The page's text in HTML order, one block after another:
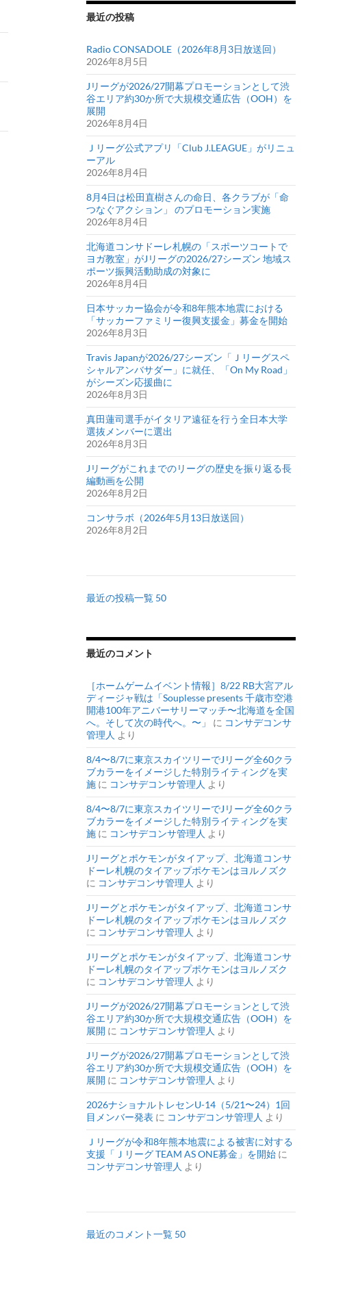
最近の投稿
Radio CONSADOLE（2026年8月3日放送回）
2026年8月5日
Jリーグが2026/27開幕プロモーションとして渋
谷エリア約30か所で大規模交通広告（OOH）を
展開
2026年8月4日
Ｊリーグ公式アプリ「Club J.LEAGUE」がリニュ
ーアル
2026年8月4日
8月4日は松田直樹さんの命日、各クラブが「命
つなぐアクション」 のプロモーション実施
2026年8月4日
北海道コンサドーレ札幌の「スポーツコートで
ヨガ教室」がJリーグの2026/27シーズン 地域ス
ポーツ振興活動助成の対象に
2026年8月4日
日本サッカー協会が令和8年熊本地震における
「サッカーファミリー復興支援金」募金を開始
2026年8月3日
Travis Japanが2026/27シーズン「Ｊリーグスペ
シャルアンバサダー」に就任、「On My Road」
がシーズン応援曲に
2026年8月3日
真田蓮司選手がイタリア遠征を行う全日本大学
選抜メンバーに選出
2026年8月3日
Jリーグがこれまでのリーグの歴史を振り返る長
編動画を公開
2026年8月2日
コンサラボ（2026年5月13日放送回）
2026年8月2日
最近の投稿一覧 50
最近のコメント
［ホームゲームイベント情報］8/22 RB大宮アル
ディージャ戦は「Souplesse presents 千歳市空港
開港100年アニバーサリーマッチ〜北海道を全国
へ。そして次の時代へ。〜」
に コンサデコンサ
管理人 より
8/4〜8/7に東京スカイツリーでJリーグ全60クラ
ブカラーをイメージした特別ライティングを実
施 に コンサデコンサ管理人 より
8/4〜8/7に東京スカイツリーでJリーグ全60クラ
ブカラーをイメージした特別ライティングを実
施 に コンサデコンサ管理人 より
Jリーグとポケモンがタイアップ、北海道コンサ
ドーレ札幌のタイアップポケモンはヨルノズク
に コンサデコンサ管理人 より
Jリーグとポケモンがタイアップ、北海道コンサ
ドーレ札幌のタイアップポケモンはヨルノズク
に コンサデコンサ管理人 より
Jリーグとポケモンがタイアップ、北海道コンサ
ドーレ札幌のタイアップポケモンはヨルノズク
に コンサデコンサ管理人 より
Jリーグが2026/27開幕プロモーションとして渋
谷エリア約30か所で大規模交通広告（OOH）を
展開 に コンサデコンサ管理人 より
Jリーグが2026/27開幕プロモーションとして渋
谷エリア約30か所で大規模交通広告（OOH）を
展開 に コンサデコンサ管理人 より
2026ナショナルトレセンU-14（5/21〜24）1回
目メンバー発表 に コンサデコンサ管理人 より
Ｊリーグが令和8年熊本地震による被害に対する
支援「Ｊリーグ TEAM AS ONE募金」を開始 に
コンサデコンサ管理人 より
最近のコメント一覧 50